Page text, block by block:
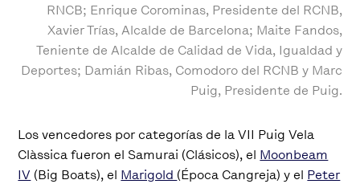
RNCB; Enrique Corominas, Presidente del RCNB,
Xavier Trías, Alcalde de Barcelona; Maite Fandos,
Teniente de Alcalde de Calidad de Vida, Igualdad y
Deportes; Damián Ribas, Comodoro del RCNB y Marc
Puig, Presidente de Puig.
Los vencedores por categorías de la VII Puig Vela
Clàssica fueron el Samurai (Clásicos), el Moonbeam
IV (Big Boats), el Marigold (Época Cangreja) y el Peter